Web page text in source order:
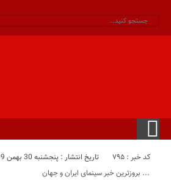
کد خبر : 795
تاریخ انتشار : پنجشنبه 30 بهمن 1399 - 10:19
بروزترین خبر سینمای ایران و جهان ...